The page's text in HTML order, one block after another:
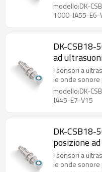
modello:DK-
1000-JA55-E6-
DK-CSB18-
ad
I sensori a
le onde sonore
modello:DK-
JA45-E7-V15
DK-CSB18-
posizione
I sensori a
le onde sonore